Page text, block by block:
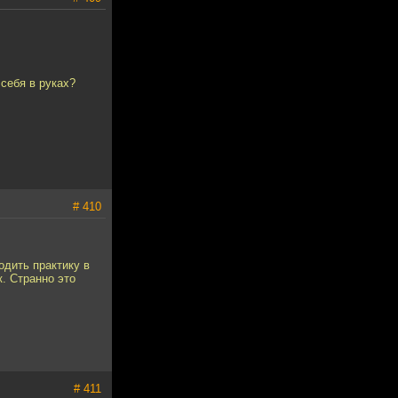
в руках?
# 410
практику в
Странно это
# 411